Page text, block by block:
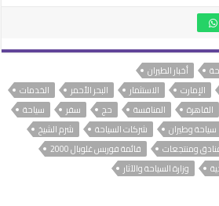
أخبار الطيران
الإمارت الاستثمار البحر الأحمر
الخدمات
القاهرة المنافسة حج سفر
سياحة
سياحة وطيران شركات السياحة
شرم الشيخ
ومنتجعات
قائمة فوربس غلوبال 2000
وزارة السياحة والآثار